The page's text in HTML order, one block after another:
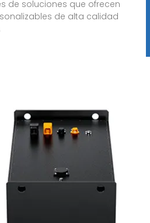
de soluciones que ofrecen
de alta calidad